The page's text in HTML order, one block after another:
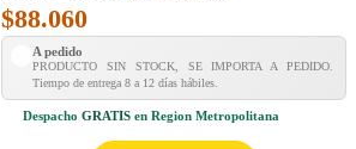
$88.060
A pedido
PRODUCTO SIN STOCK, SE IMPORTA A PEDIDO.
Tiempo de entrega 8 a 12 días hábiles.
Despacho GRATIS en Region Metropolitana